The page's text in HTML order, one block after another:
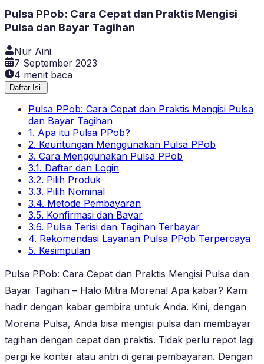
Pulsa PPob: Cara Cepat dan Praktis Mengisi
Pulsa dan Bayar Tagihan
Nur Aini
7 September 2023
4 menit baca
Daftar Isi-
Pulsa PPob: Cara Cepat dan Praktis Mengisi Pulsa
dan Bayar Tagihan
1. Apa itu Pulsa PPob?
2. Keuntungan Menggunakan Pulsa PPob
3. Cara Menggunakan Pulsa PPob
3.1. Daftar dan Login
3.2. Pilih Produk
3.3. Pilih Nominal
3.4. Metode Pembayaran
3.5. Konfirmasi dan Bayar
3.6. Pulsa Terisi dan Tagihan Terbayar
4. Rekomendasi Layanan Pulsa PPob Terpercaya
5. Kesimpulan
Pulsa PPob: Cara Cepat dan Praktis Mengisi Pulsa dan
Bayar Tagihan – Halo Mitra Morena! Apa kabar? Kami
hadir dengan kabar gembira untuk Anda. Kini, dengan
Morena Pulsa, Anda bisa mengisi pulsa dan membayar
tagihan dengan cepat dan praktis. Tidak perlu repot lagi
pergi ke konter atau antri di gerai pembayaran. Dengan